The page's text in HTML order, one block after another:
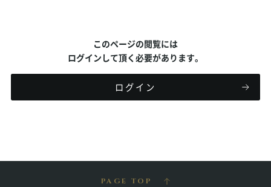
このページの閲覧には
ログインして頂く必要があります。
ログイン
PAGE TOP